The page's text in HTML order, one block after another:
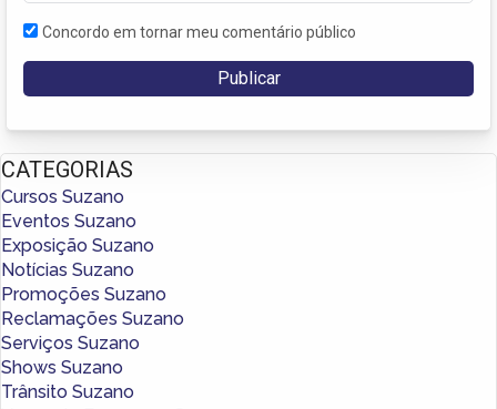
Concordo em tornar meu comentário público
CATEGORIAS
Cursos Suzano
Eventos Suzano
Exposição Suzano
Notícias Suzano
Promoções Suzano
Reclamações Suzano
Serviços Suzano
Shows Suzano
Trânsito Suzano